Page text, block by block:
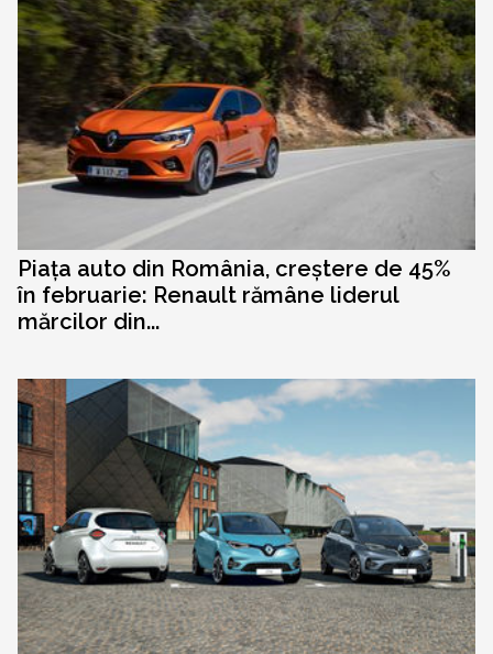
Piața auto din România, creștere de 45%
în februarie: Renault rămâne liderul
mărcilor din...